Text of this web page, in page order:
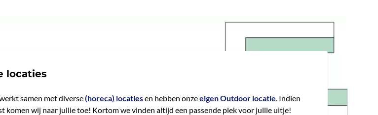
locaties
samen met diverse(horeca) locatiesen hebben onzeeigen Outdoor locatie. Indien
komen wij naar jullie toe! Kortom we vinden altijd een passende plek voor jullie uitje!